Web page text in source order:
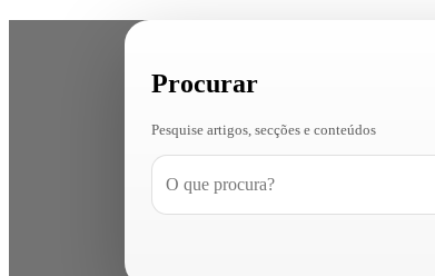
Procurar
Pesquise artigos, secções e conteúdos